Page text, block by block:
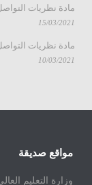
مادة نظريات التواصل و علم النفس
15/03/2021
مادة نظريات التواصل و علم النفس
10/03/2021
مواقع صديقة
وزارة التعليم